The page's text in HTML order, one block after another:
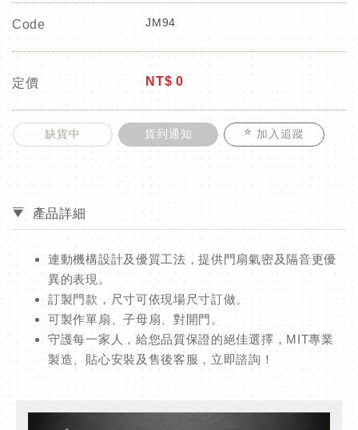
Code JM94
定價 NT$ 0
缺貨中 貨到通知 加入追蹤
產品詳細
連動機構設計及優質工法，提供門扇氣密及隔音更優
異的表現。
訂製門款，尺寸可依現場尺寸訂做。
可製作單扇、子母扇、對開門。
守護每一家人，給您品質保證的絕佳選擇，MIT專業
製造、貼心安裝及售後客服，立即諮詢！